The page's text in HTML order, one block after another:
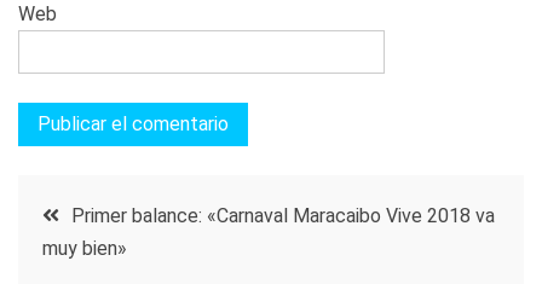
Web
Navegación
Primer balance: «Carnaval Maracaibo Vive 2018 va
muy bien»